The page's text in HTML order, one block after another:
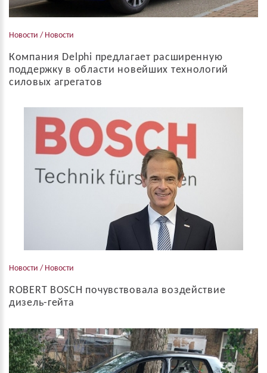
Новости / Новости
Компания Delphi предлагает расширенную
поддержку в области новейших технологий
силовых агрегатов
Комплексная программа Delphi для рынка послепродажного
обслуживания автомобилей включает в себя оригинальные
запчасти, диагностическое и тестовое оборудование, а также
услуги по обучению персонала. Та...
Новости / Новости
ROBERT BOSCH почувствовала воздействие
дизель-гейта
Франкфурт 24.09.2017 ROBERT BOSCH почувствовала
воздействие дизель-гейта через свои связи с концерном
Volkswagen. Компании удалось компенсировать снижение
продаж за счет поставок для коммерческого...